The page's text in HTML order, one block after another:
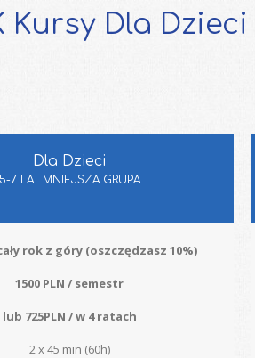
Kursy Dla Dzieci
Dla Dzieci
5-7 LAT MNIEJSZA GRUPA
rok z góry (oszczędzasz 10%)
1500 PLN / semestr
lub 725PLN / w 4 ratach
2 x 45 min (60h)